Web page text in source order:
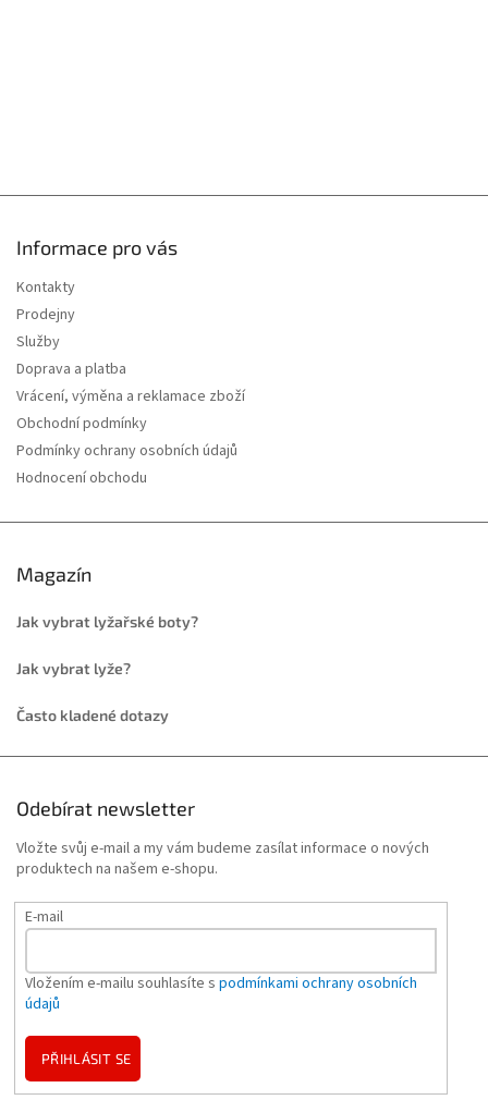
Informace pro vás
Kontakty
Prodejny
Služby
Doprava a platba
Vrácení, výměna a reklamace zboží
Obchodní podmínky
Podmínky ochrany osobních údajů
Hodnocení obchodu
Magazín
Jak vybrat lyžařské boty?
Jak vybrat lyže?
Často kladené dotazy
Odebírat newsletter
Vložte svůj e-mail a my vám budeme zasílat informace o nových
produktech na našem e-shopu.
E-mail
Vložením e-mailu souhlasíte s podmínkami ochrany osobních
údajů
PŘIHLÁSIT SE